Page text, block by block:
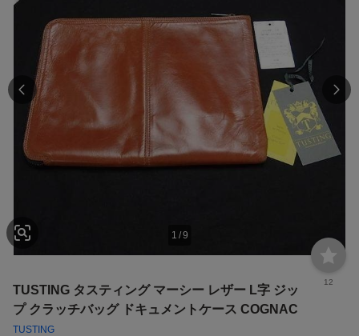
1 /9
12
TUSTING タスティング マーシー レザー L字 ジッ
プ クラッチバッグ ドキュメントケース COGNAC
TUSTING